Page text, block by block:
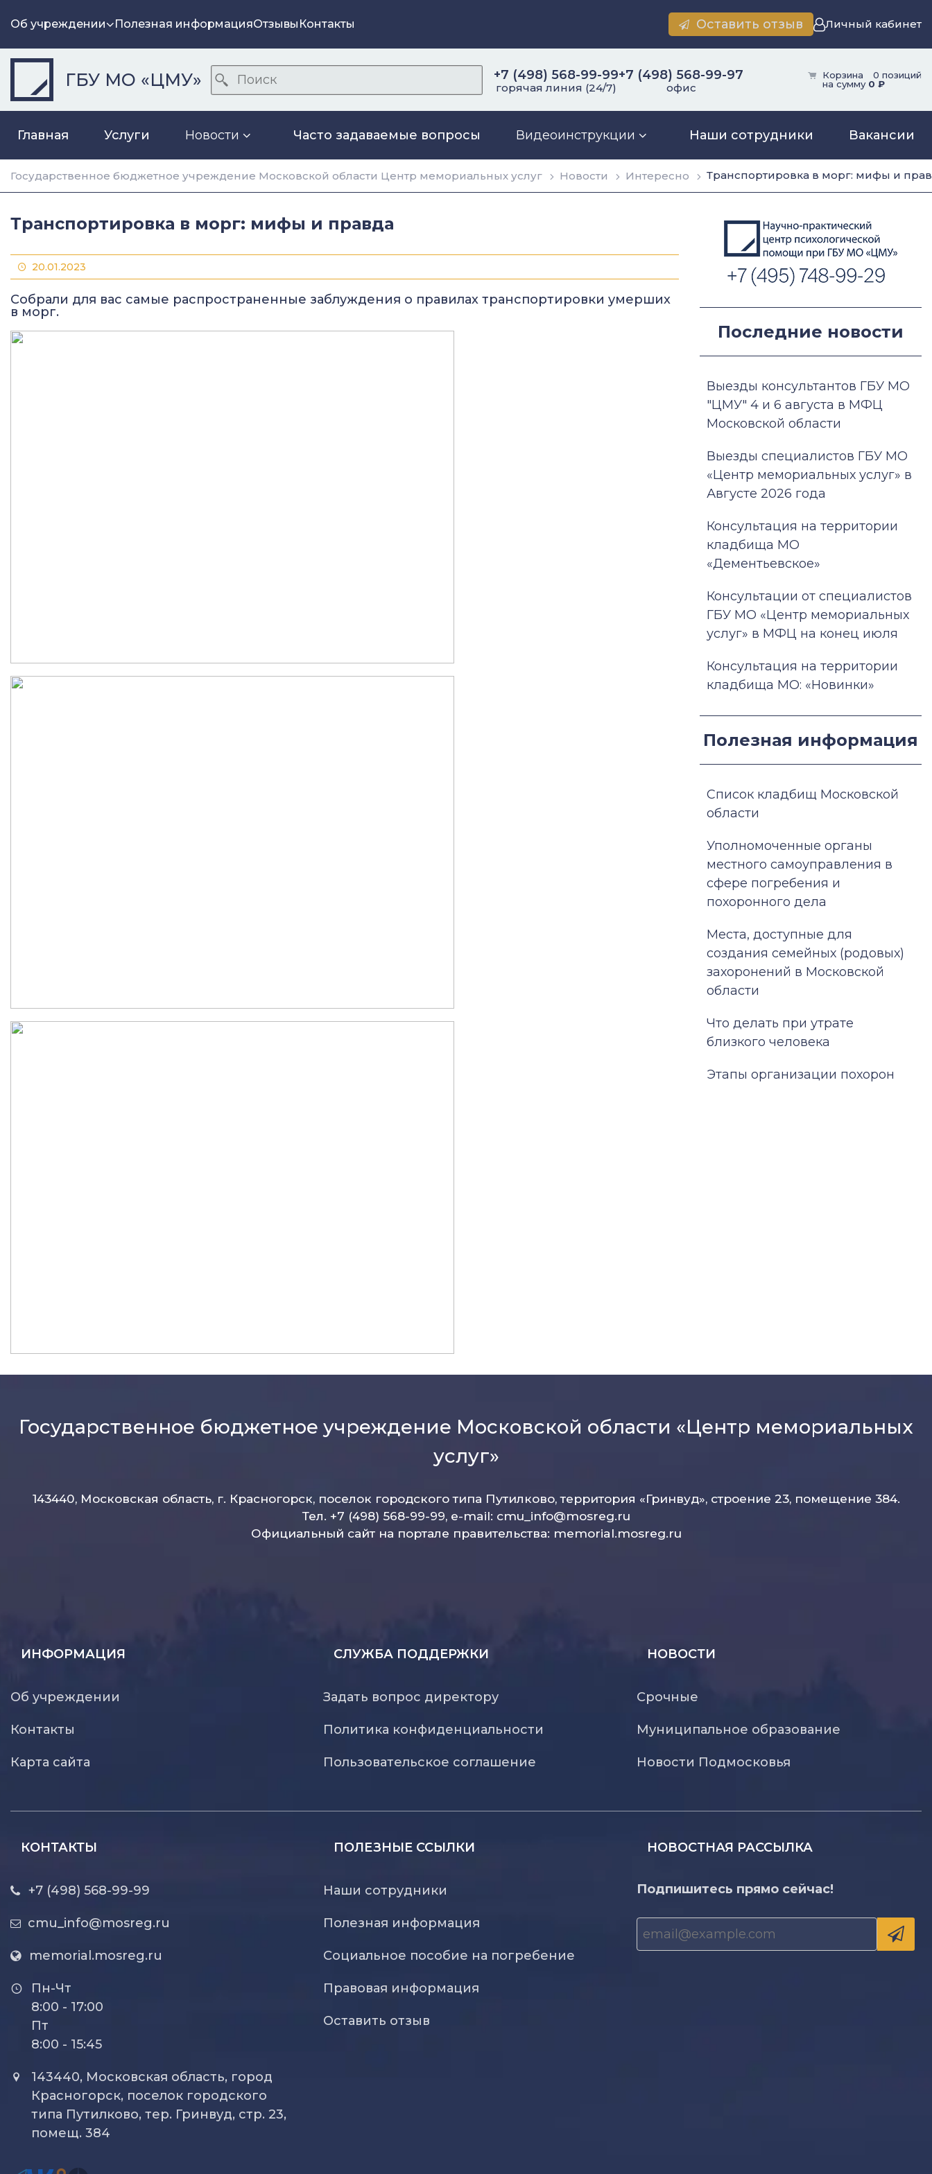
Об учреждении Полезная информацияОтзывы Контакты Оставить отзыв Личный кабинет
ГБУ МО «ЦМУ» +7 (498) 568-99-99
горячая линия (24/7)
+7 (498) 568-99-97
офис
Корзина
0 позиций
на сумму 0 ₽
Главная Услуги Новости Часто задаваемые вопросы Видеоинструкции Наши сотрудники Вакансии
Государственное бюджетное учреждение Московской области Центр мемориальных услуг Новости Интересно Транспортировка в морг: мифы и
Транспортировка в морг: мифы и правда
20.01.2023
​​Собрали для вас самые распространенные заблуждения о правилах транспортировки умерших
в морг.
Последние новости
Выезды консультантов ГБУ МО
"ЦМУ" 4 и 6 августа в МФЦ
Московской области
Выезды специалистов ГБУ МО
«Центр мемориальных услуг» в
Августе 2026 года
Консультация на территории
кладбища МО
«Дементьевское»
Консультации от специалистов
ГБУ МО «Центр мемориальных
услуг» в МФЦ на конец июля
Консультация на территории
кладбища МО: «Новинки»
Полезная информация
Список кладбищ Московской
области
Уполномоченные органы
местного самоуправления в
сфере погребения и
похоронного дела
Места, доступные для
создания семейных (родовых)
захоронений в Московской
области
Что делать при утрате
близкого человека
Этапы организации похорон
Государственное бюджетное учреждение Московской области «Центр мемориальных
услуг»
143440, Московская область, г. Красногорск, поселок городского типа Путилково, территория «Гринвуд», строение 23, помещение 384.
Тел. +7 (498) 568-99-99, e-mail: cmu_info@mosreg.ru
Официальный сайт на портале правительства: memorial.mosreg.ru
ИНФОРМАЦИЯ
Об учреждении
Контакты
Карта сайта
СЛУЖБА ПОДДЕРЖКИ
Задать вопрос директору
Политика конфиденциальности
Пользовательское соглашение
НОВОСТИ
Срочные
Муниципальное образование
Новости Подмосковья
КОНТАКТЫ
+7 (498) 568-99-99
cmu_info@mosreg.ru
memorial.mosreg.ru
Пн-Чт
8:00 - 17:00
Пт
8:00 - 15:45
143440, Московская область, город
Красногорск, поселок городского
типа Путилково, тер. Гринвуд, стр. 23,
помещ. 384
ПОЛЕЗНЫЕ ССЫЛКИ
Наши сотрудники
Полезная информация
Социальное пособие на погребение
Правовая информация
Оставить отзыв
НОВОСТНАЯ РАССЫЛКА
Подпишитесь прямо сейчас!